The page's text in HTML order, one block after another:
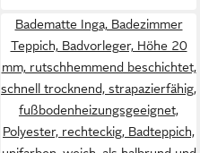
Badematte Inga, Badezimmer
Teppich, Badvorleger, Höhe 20
mm, rutschhemmend beschichtet,
schnell trocknend, strapazierfähig,
fußbodenheizungsgeeignet,
Polyester, rechteckig, Badteppich,